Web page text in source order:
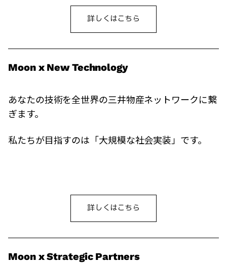
詳しくはこちら
Moon x New Technology
あなたの技術を全世界の三井物産ネットワークに繋
ぎます。
私たちが目指すのは「大規模な社会実装」です。
詳しくはこちら
Moon x Strategic Partners